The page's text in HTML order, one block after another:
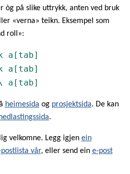
òg på slike uttrykk, anten ved bruk
«verna» teikn. Eksempel som
roll»:
a[tab]
a[tab]
a[tab]
heimesida og prosjektsida. De kan
.
velkomne. Legg igjen ein
vår, eller send ein e-post